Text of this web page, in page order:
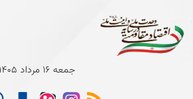
Open
جمعه 16 مرداد 1405